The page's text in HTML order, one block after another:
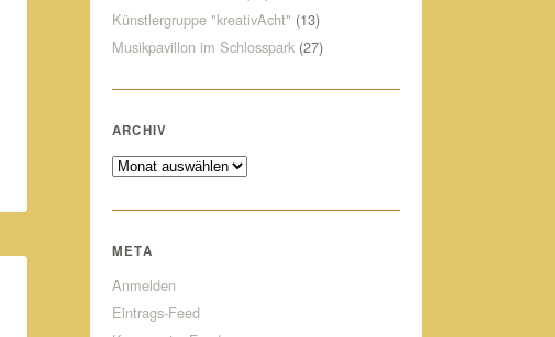
Künstlergruppe "kreativAcht" (13)
Musikpavillon im Schlosspark (27)
ARCHIV
Archiv
META
Anmelden
Eintrags-Feed